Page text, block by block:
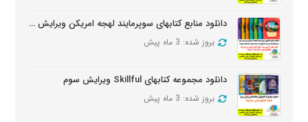
دانلود منابع کتابهای سوپرمایند لهجه امریکن ویرایش دومSuper Minds American Second Edition
بروز شده: 3 ماه پیش
دانلود مجموعه کتابهای Skillful ویرایش سوم
بروز شده: 3 ماه پیش